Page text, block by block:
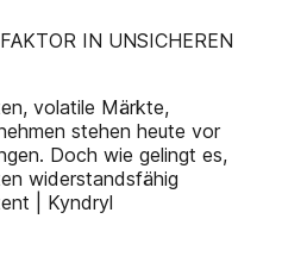
IN UNSICHEREN
volatile Märkte,
stehen heute vor
Doch wie gelingt es,
widerstandsfähig
| Kyndryl